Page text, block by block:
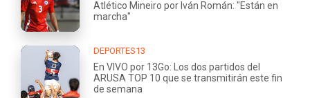
Atlético Mineiro por Iván Román: "Están en
marcha"
DEPORTES13
En VIVO por 13Go: Los dos partidos del
ARUSA TOP 10 que se transmitirán este fin
de semana